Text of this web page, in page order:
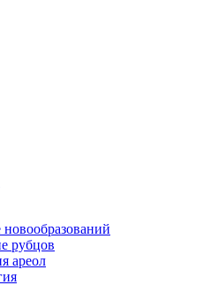
рубцов
ареол